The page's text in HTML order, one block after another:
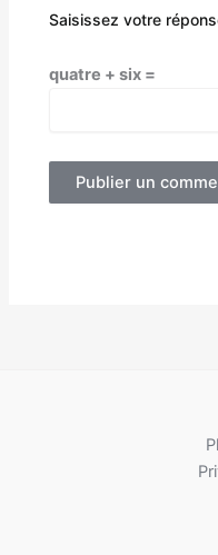
Saisissez votre
quatre + six =